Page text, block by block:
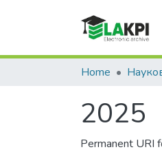
Home
2025
Permanent URI